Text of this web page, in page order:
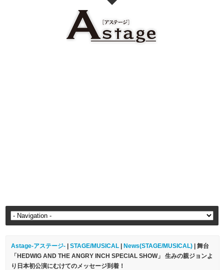
Astage-アステージ- |STAGE/MUSICAL News(STAGE/MUSICAL) | 舞台
「HEDWIG AND THE ANGRY INCH SPECIAL SHOW」 生みの親ジョンよ
り日本初公演にむけてのメッセージ到着！